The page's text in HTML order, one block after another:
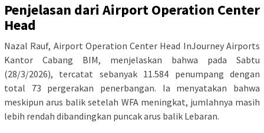
Penjelasan dari Airport Operation Center
Head
Nazal Rauf, Airport Operation Center Head InJourney Airports
Kantor Cabang BIM, menjelaskan bahwa pada Sabtu
(28/3/2026), tercatat sebanyak 11.584 penumpang dengan
total 73 pergerakan penerbangan. Ia menyatakan bahwa
meskipun arus balik setelah WFA meningkat, jumlahnya masih
lebih rendah dibandingkan puncak arus balik Lebaran.